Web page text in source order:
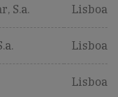
S.a. Lisboa
Lisboa
Lisboa